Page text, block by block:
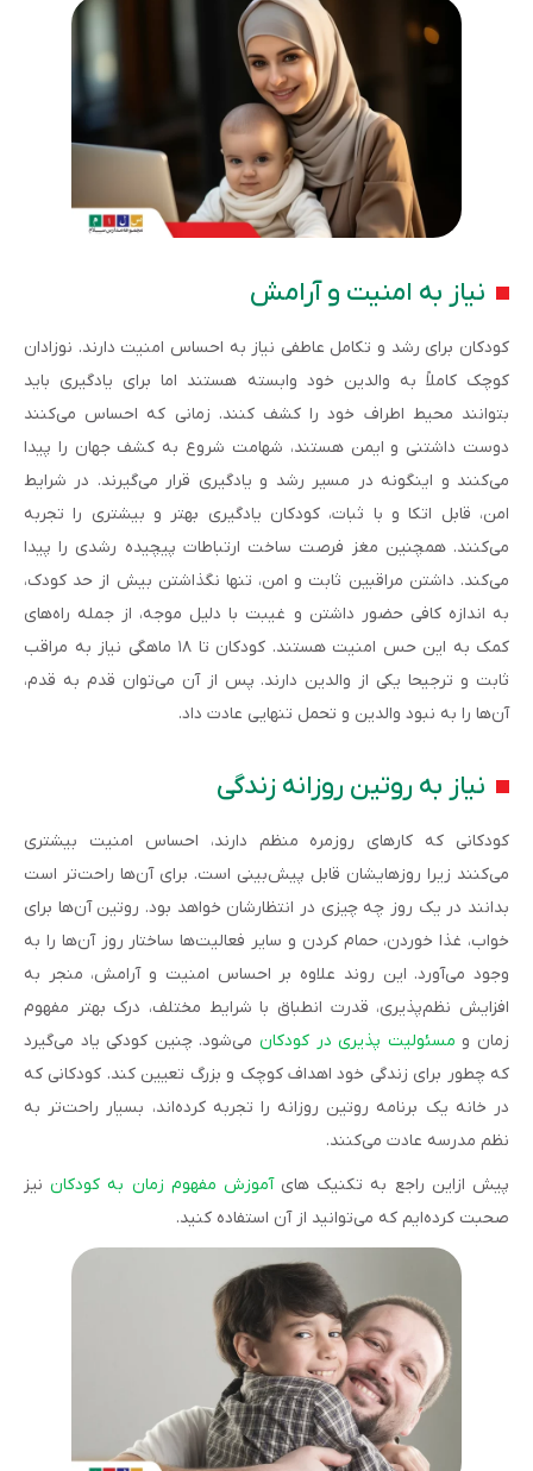
نیاز به امنیت و آرامش
کودکان برای رشد و تکامل عاطفی نیاز به احساس امنیت دارند. نوزادان
کوچک کاملاً به والدین خود وابسته هستند اما برای یادگیری باید
بتوانند محیط اطراف خود را کشف کنند. زمانی که احساس می‌کنند
دوست داشتنی و ایمن هستند، شهامت شروع به کشف جهان را پیدا
می‌کنند و اینگونه در مسیر رشد و یادگیری قرار می‌گیرند. در شرایط
امن، قابل اتکا و با ثبات، کودکان یادگیری بهتر و بیشتری را تجربه
می‌کنند. همچنین مغز فرصت ساخت ارتباطات پیچیده رشدی را پیدا
می‌کند. داشتن مراقبین ثابت و امن، تنها نگذاشتن بیش از حد کودک،
به اندازه کافی حضور داشتن و غیبت با دلیل موجه، از جمله راه‌های
کمک به این حس امنیت هستند. کودکان تا ۱۸ ماهگی نیاز به مراقب
ثابت و ترجیحا یکی از والدین دارند. پس از آن می‌توان قدم به قدم،
آن‌ها را به نبود والدین و تحمل تنهایی عادت داد.
نیاز به روتین روزانه زندگی
کودکانی که کارهای روزمره منظم دارند، احساس امنیت بیشتری
می‌کنند زیرا روزهایشان قابل پیش‌بینی است. برای آن‌ها راحت‌تر است
بدانند در یک روز چه چیزی در انتظارشان خواهد بود. روتین آن‌ها برای
خواب، غذا خوردن، حمام کردن و سایر فعالیت‌ها ساختار روز آن‌ها را به
وجود می‌آورد. این روند علاوه بر احساس امنیت و آرامش، منجر به
افزایش نظم‌پذیری، قدرت انطباق با شرایط مختلف، درک بهتر مفهوم
زمان و مسئولیت پذیری در کودکان می‌شود. چنین کودکی یاد می‌گیرد
که چطور برای زندگی خود اهداف کوچک و بزرگ تعیین کند. کودکانی که
در خانه یک برنامه روتین روزانه را تجربه کرده‌اند، بسیار راحت‌تر به
نظم مدرسه عادت می‌کنند.
پیش ازاین راجع به تکنیک هایآموزش مفهوم زمان به کودکان نیز
صحبت کرده‌ایم که می‌توانید از آن استفاده کنید.